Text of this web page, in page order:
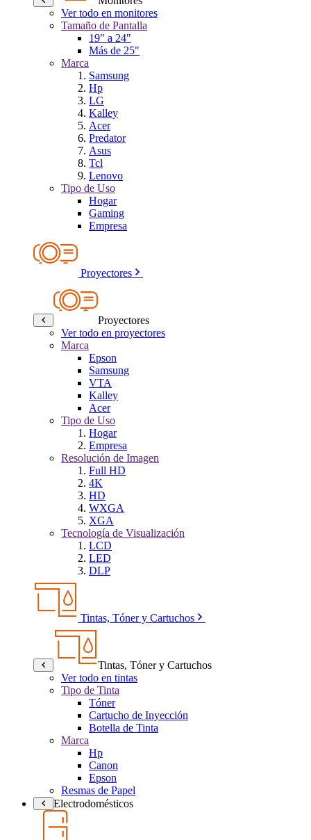
Ver todo en monitores
Tamaño de Pantalla
19" a 24"
Más de 25"
Marca
Samsung
Hp
LG
Kalley
Acer
Predator
Asus
Tcl
Lenovo
Tipo de Uso
Hogar
Gaming
Empresa
Proyectores
Proyectores
Ver todo en proyectores
Marca
Epson
Samsung
VTA
Kalley
Acer
Tipo de Uso
Hogar
Empresa
Resolución de Imagen
Full HD
4K
HD
WXGA
XGA
Tecnología de Visualización
LCD
LED
DLP
Tintas, Tóner y Cartuchos
Tintas, Tóner y Cartuchos
Ver todo en tintas
Tipo de Tinta
Tóner
Cartucho de Inyección
Botella de Tinta
Marca
Hp
Canon
Epson
Resmas de Papel
Electrodomésticos